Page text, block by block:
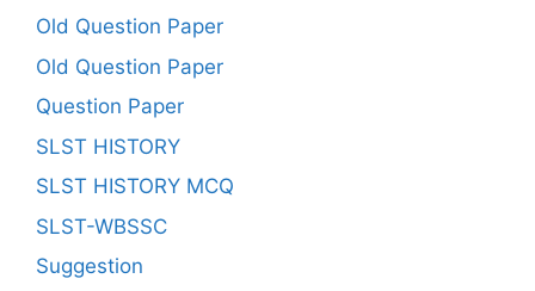
Old Question Paper
Old Question Paper
Question Paper
SLST HISTORY
SLST HISTORY MCQ
SLST-WBSSC
Suggestion